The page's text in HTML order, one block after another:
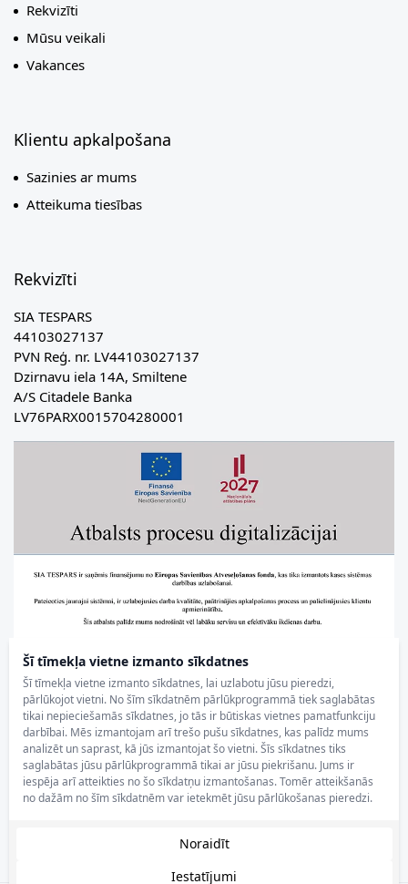
Šī tīmekļa vietne izmanto sīkdatnes
Šī tīmekļa vietne izmanto sīkdatnes, lai uzlabotu jūsu pieredzi,
pārlūkojot vietni. No šīm sīkdatnēm pārlūkprogrammā tiek saglabātas
tikai nepieciešamās sīkdatnes, jo tās ir būtiskas vietnes pamatfunkciju
darbībai. Mēs izmantojam arī trešo pušu sīkdatnes, kas palīdz mums
analizēt un saprast, kā jūs izmantojat šo vietni. Šīs sīkdatnes tiks
saglabātas jūsu pārlūkprogrammā tikai ar jūsu piekrišanu. Jums ir
iespēja arī atteikties no šo sīkdatņu izmantošanas. Tomēr atteikšanās
no dažām no šīm sīkdatnēm var ietekmēt jūsu pārlūkošanas pieredzi.
Iestatījumi
Noraidīt
Rekvizīti
Mūsu veikali
Vakances
Klientu apkalpošana
Sazinies ar mums
Atteikuma tiesības
Rekvizīti
SIA TESPARS
44103027137
PVN Reģ. nr. LV44103027137
Dzirnavu iela 14A, Smiltene
A/S Citadele Banka
LV76PARX0015704280001